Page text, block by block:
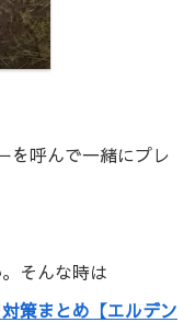
を呼んで一緒にプレ
そんな時は
策まとめ【エルデン